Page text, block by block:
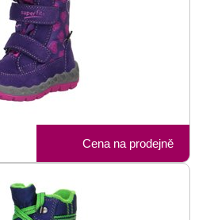
Cena na prodejně